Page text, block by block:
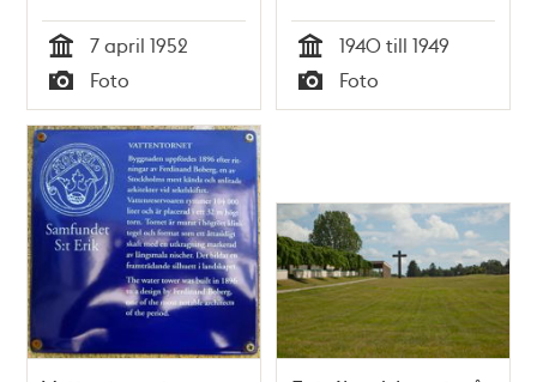
Frödingstipendiat
Tid
7 april 1952
Typ
Foto Tid
1940 till 1949
Typ
Foto